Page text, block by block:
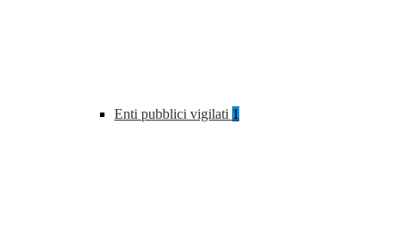
Enti pubblici vigilati 1